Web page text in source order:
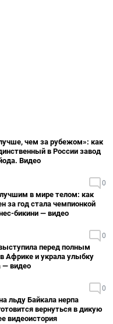
чем за рубежом»: как
в России завод
Видео
0
в мире телом: как
за год стала чемпионкой
бикини — видео
0
перед полным
Африке и украла улыбку
— видео
0
льду Байкала нерпа
вернуться в дикую
видеоистория